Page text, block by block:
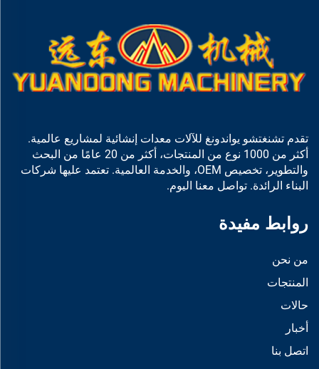
تقدم تشنغتشو يواندونغ للآلات معدات إنشائية لمشاريع عالمية.
أكثر من 1000 نوع من المنتجات، أكثر من 20 عامًا من البحث
والتطوير، تخصيص OEM، والخدمة العالمية. تعتمد عليها شركات
البناء الرائدة. تواصل معنا اليوم.
روابط مفيدة
من نحن
المنتجات
حالات
أخبار
اتصل بنا